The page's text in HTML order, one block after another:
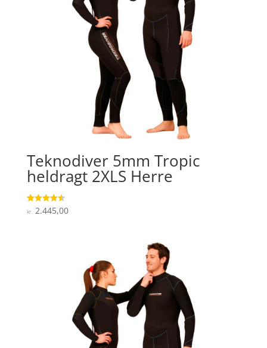
Teknodiver 5mm Tropic
heldragt 2XLS Herre
Vurderet
4.5
kr.2.445,00